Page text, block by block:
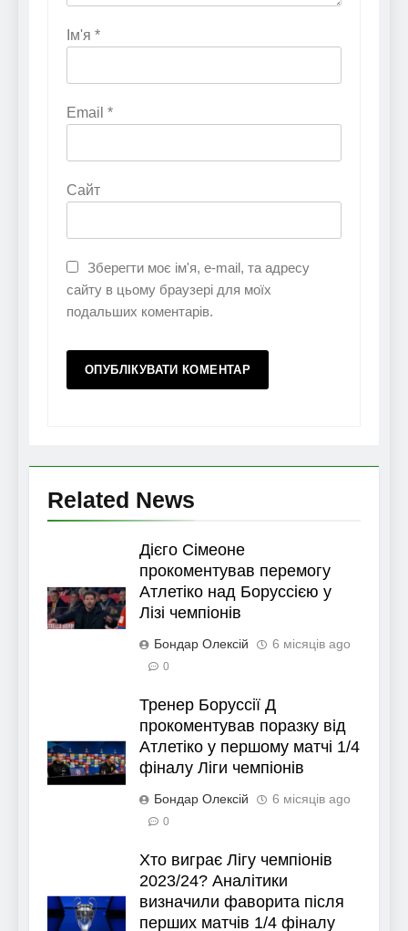
Ім'я *
Email *
Сайт
Зберегти моє ім'я, e-mail, та адресу
сайту в цьому браузері для моїх
подальших коментарів.
Related News
Дієго Сімеоне
прокоментував перемогу
Атлетіко над Боруссією у
Лізі чемпіонів
Бондар Олексій 6 місяців ago
0
Тренер Боруссії Д
прокоментував поразку від
Атлетіко у першому матчі 1/4
фіналу Ліги чемпіонів
Бондар Олексій 6 місяців ago
0
Хто виграє Лігу чемпіонів
2023/24? Аналітики
визначили фаворита після
перших матчів 1/4 фіналу